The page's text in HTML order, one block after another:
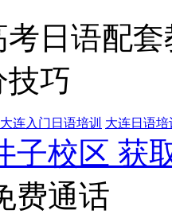
日语配
技巧
大连入门日语培训 大连日语
子校区 获
费通话